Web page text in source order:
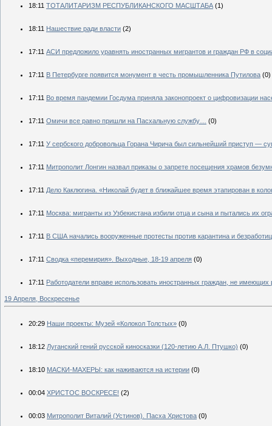
18:11 ТОТАЛИТАРИЗМ РЕСПУБЛИКАНСКОГО МАСШТАБА (1)
18:11 Нашествие ради власти (2)
17:11 АСИ предложило уравнять иностранных мигрантов и граждан РФ в
17:11 В Петербурге появится монумент в честь промышленника Путилова (0)
17:11 Во время пандемии Госдума приняла законопроект о цифровизации
17:11 Омичи все равно пришли на Пасхальную службу… (0)
17:11 У сербского добровольца Горана Чирича был сильнейший приступ —
17:11 Митрополит Лонгин назвал приказы о запрете посещения храмов
17:11 Дело Каклюгина. «Николай будет в ближайшее время этапирован в
17:11 Москва: мигранты из Узбекистана избили отца и сына и пытались их
17:11 В США начались вооруженные протесты против карантина и
17:11 Сводка «перемирия». Выходные, 18-19 апреля (0)
17:11 Работодатели вправе использовать иностранных граждан, не
19 Апреля, Воскресенье
20:29 Наши проекты: Музей «Колокол Толстых» (0)
18:12 Луганский гений русской киносказки (120-летию А.Л. Птушко) (0)
18:10 МАСКИ-МАХЕРЫ: как наживаются на истерии (0)
00:04 ХРИСТОС ВОСКРЕСЕ! (2)
00:03 Митрополит Виталий (Устинов). Пасха Христова (0)